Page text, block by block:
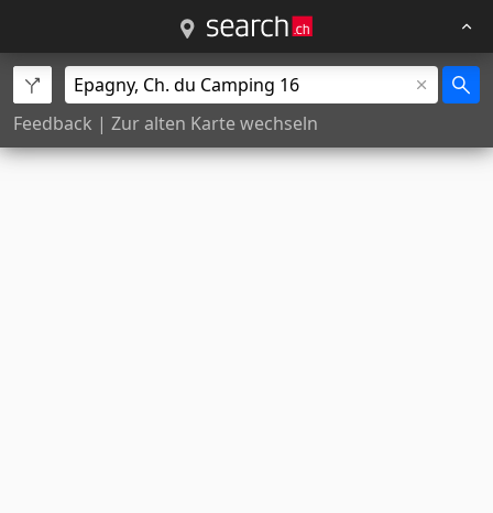
Feedback | Zur alten Karte wechseln